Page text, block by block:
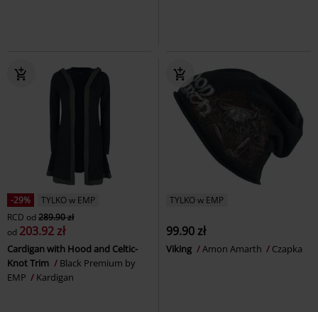
-29%
TYLKO w EMP
RCD od 289.90 zł
od 203.92 zł
Cardigan with Hood and Celtic-
Knot Trim
Black Premium by
EMP
Kardigan
TYLKO w EMP
99.90 zł
Viking Amon Amarth Czapka